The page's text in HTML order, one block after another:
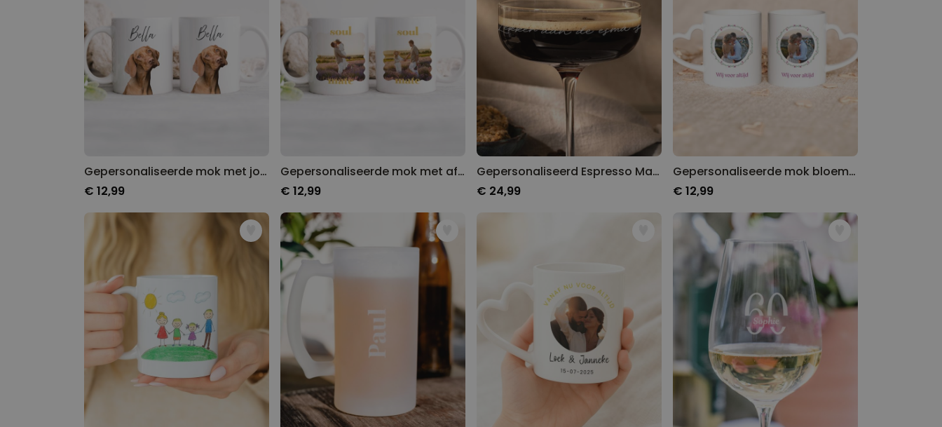
Gepersonaliseerde mok met jouw huisdier
€ 12,99
Gepersonaliseerde mok met afbeelding en tekst
€ 12,99
Gepersonaliseerd Espresso Martini glas
€ 24,99
Gepersonaliseerde mok bloemenkrans met foto en tekst
€ 12,99